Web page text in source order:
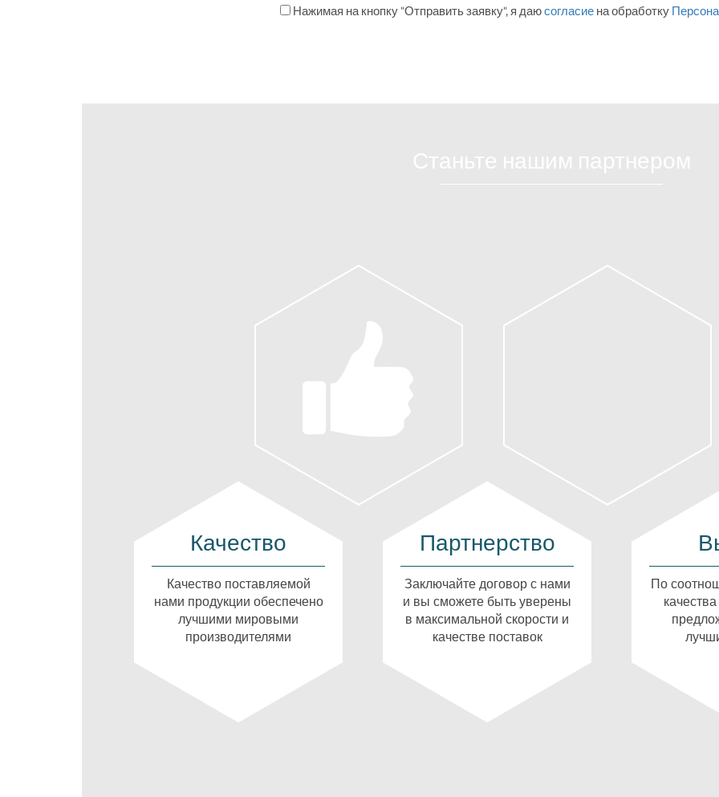
Нажимая на кнопку "Отправить заявку", я даюсогласие на обработку
Качество
Качество поставляемой
нами продукции обеспечено
лучшими мировыми
производителями
Партнерство
Заключайте договор с нами
и вы сможете быть уверены
в максимальной скорости и
качестве поставок
По